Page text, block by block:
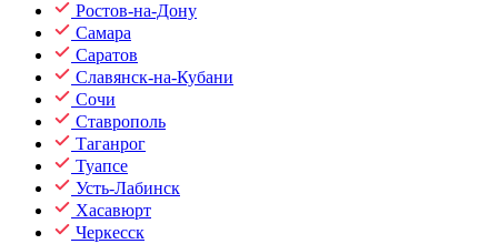
Ростов-на-Дону
Самара
Саратов
Славянск-на-Кубани
Сочи
Ставрополь
Таганрог
Туапсе
Усть-Лабинск
Хасавюрт
Черкесск